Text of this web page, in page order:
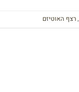
,רצף האוטיזם